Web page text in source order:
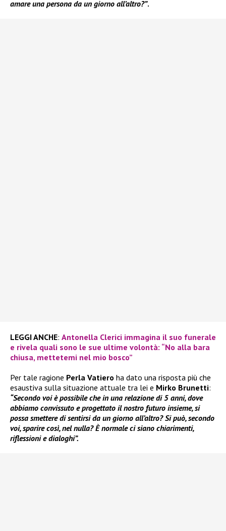
amare una persona da un giorno all’altro?”.
LEGGI ANCHE: Antonella Clerici immagina il suo funerale
e rivela quali sono le sue ultime volontà: “No alla bara
chiusa, mettetemi nel mio bosco”
Per tale ragione Perla Vatiero ha dato una risposta più che
esaustiva sulla situazione attuale tra lei e Mirko Brunetti:
“Secondo voi è possibile che in una relazione di 5 anni, dove
abbiamo convissuto e progettato il nostro futuro insieme, si
possa smettere di sentirsi da un giorno all’altro? Si può, secondo
voi, sparire così, nel nulla? È normale ci siano chiarimenti,
riflessioni e dialoghi”.